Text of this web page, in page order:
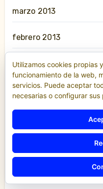
marzo 2013
febrero 2013
diciembre 2012
octubre 2012
Utilizamos cookies propias
funcionamiento de la web,
servicios. Puede aceptar
necesarias o configurar sus